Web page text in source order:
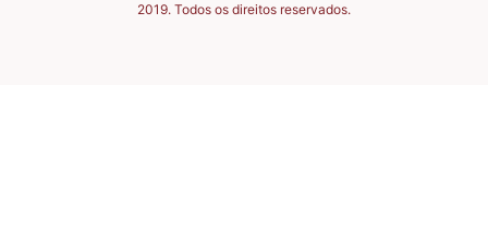
2019. Todos os direitos reservados.